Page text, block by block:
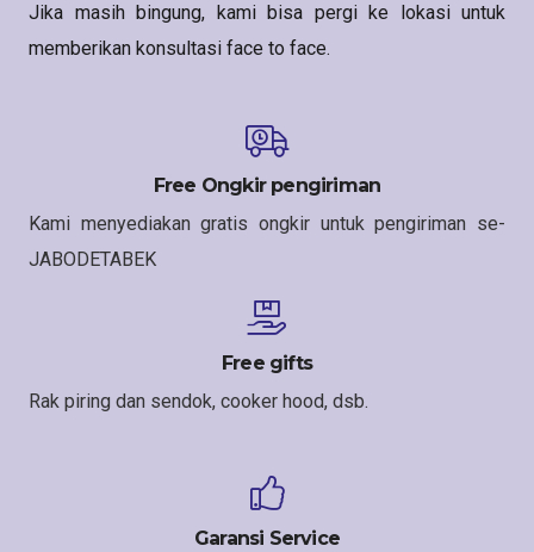
Jika masih bingung, kami bisa pergi ke lokasi untuk
memberikan konsultasi face to face.
Free Ongkir pengiriman
Kami menyediakan gratis ongkir untuk pengiriman se-
JABODETABEK
Free gifts
Rak piring dan sendok, cooker hood, dsb.
Garansi Service